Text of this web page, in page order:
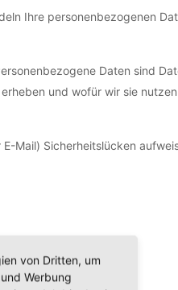
Ihre personenbezogenen
Daten sind
und wofür wir sie
Mail) Sicherheitslücken
von Dritten, um
Werbung